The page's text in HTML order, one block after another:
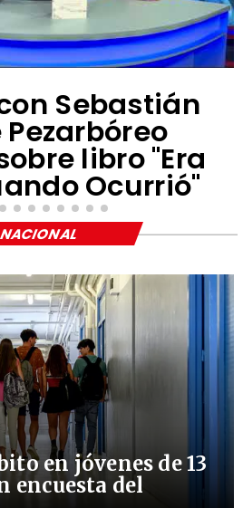
Sebastián
libro "Era
Ocurrió"
en jóvenes de 13
encuesta del
NACIONAL